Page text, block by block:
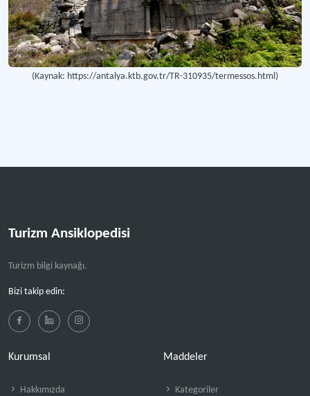
(Kaynak: https://antalya.ktb.gov.tr/TR-310935/termessos.html)
Turizm Ansiklopedisi
Turizm bilgi kaynağı.
Bizi takip edin:
Kurumsal
Hakkımızda
Maddeler
Kategoriler